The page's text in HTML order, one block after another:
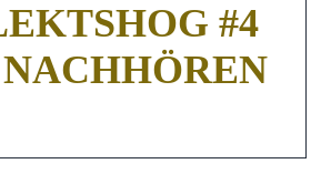
#4